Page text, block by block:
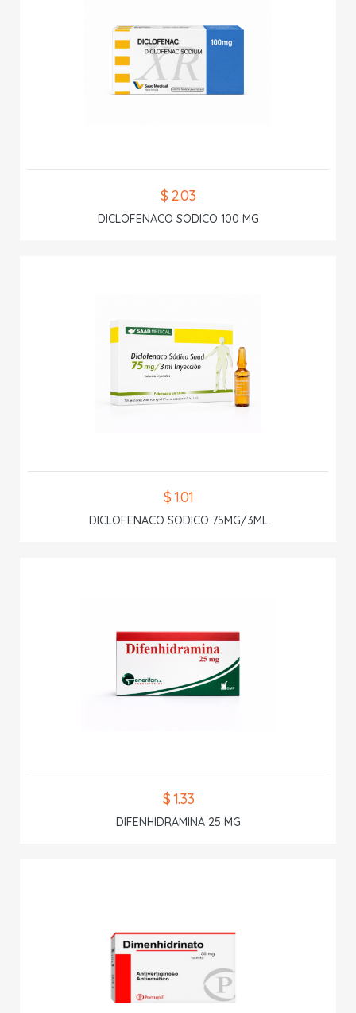
$ 2.03
DICLOFENACO SODICO 100 MG
$ 1.01
DICLOFENACO SODICO 75MG/3ML
$ 1.33
DIFENHIDRAMINA 25 MG